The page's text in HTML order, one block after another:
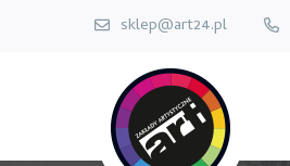
sklep@art24.pl